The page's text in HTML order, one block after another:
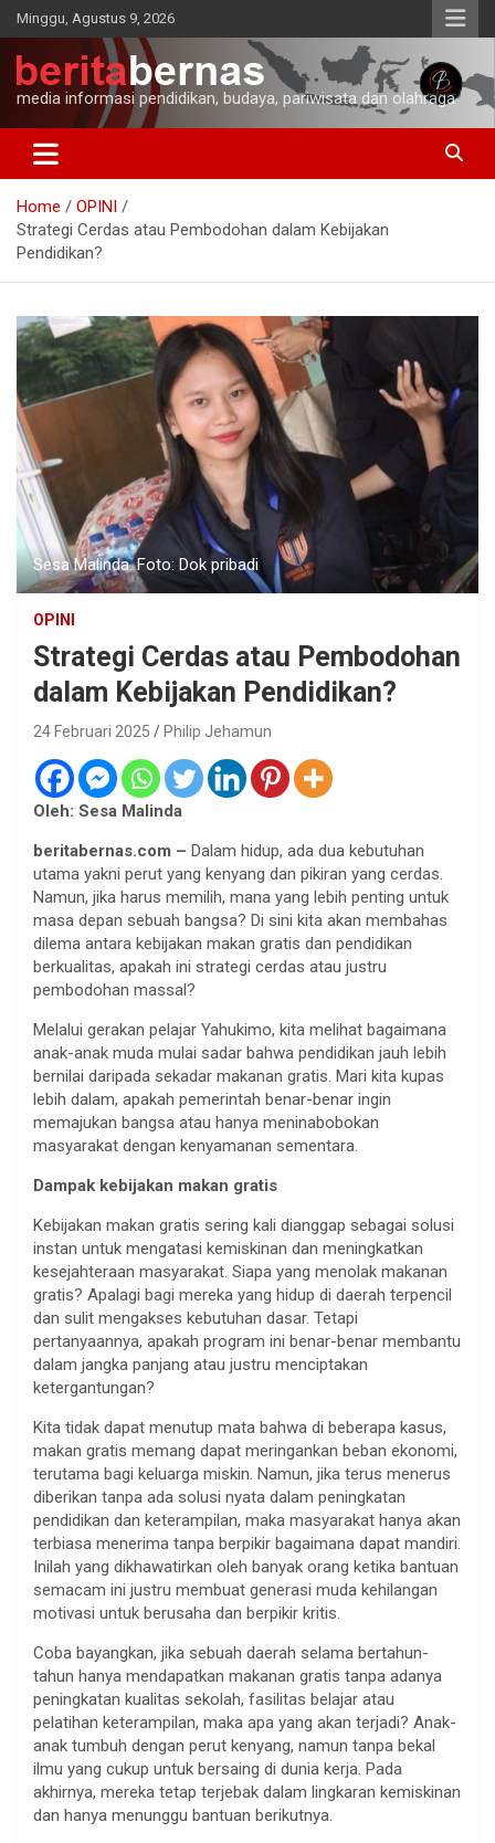
Skip
to
content
Minggu, Agustus 9, 2026
media informasi pendidikan, budaya, pariwisata dan olahraga
Home
OPINI
Strategi Cerdas atau Pembodohan dalam Kebijakan
Pendidikan?
Sesa Malinda. Foto: Dok pribadi
OPINI
Strategi Cerdas atau Pembodohan
dalam Kebijakan Pendidikan?
24 Februari 2025 Philip Jehamun
Oleh: Sesa Malinda
beritabernas.com – Dalam hidup, ada dua kebutuhan
utama yakni perut yang kenyang dan pikiran yang cerdas.
Namun, jika harus memilih, mana yang lebih penting untuk
masa depan sebuah bangsa? Di sini kita akan membahas
dilema antara kebijakan makan gratis dan pendidikan
berkualitas, apakah ini strategi cerdas atau justru
pembodohan massal?
Melalui gerakan pelajar Yahukimo, kita melihat bagaimana
anak-anak muda mulai sadar bahwa pendidikan jauh lebih
bernilai daripada sekadar makanan gratis. Mari kita kupas
lebih dalam, apakah pemerintah benar-benar ingin
memajukan bangsa atau hanya meninabobokan
masyarakat dengan kenyamanan sementara.
Dampak kebijakan makan gratis
Kebijakan makan gratis sering kali dianggap sebagai solusi
instan untuk mengatasi kemiskinan dan meningkatkan
kesejahteraan masyarakat. Siapa yang menolak makanan
gratis? Apalagi bagi mereka yang hidup di daerah terpencil
dan sulit mengakses kebutuhan dasar. Tetapi
pertanyaannya, apakah program ini benar-benar membantu
dalam jangka panjang atau justru menciptakan
ketergantungan?
Kita tidak dapat menutup mata bahwa di beberapa kasus,
makan gratis memang dapat meringankan beban ekonomi,
terutama bagi keluarga miskin. Namun, jika terus menerus
diberikan tanpa ada solusi nyata dalam peningkatan
pendidikan dan keterampilan, maka masyarakat hanya akan
terbiasa menerima tanpa berpikir bagaimana dapat mandiri.
Inilah yang dikhawatirkan oleh banyak orang ketika bantuan
semacam ini justru membuat generasi muda kehilangan
motivasi untuk berusaha dan berpikir kritis.
Coba bayangkan, jika sebuah daerah selama bertahun-
tahun hanya mendapatkan makanan gratis tanpa adanya
peningkatan kualitas sekolah, fasilitas belajar atau
pelatihan keterampilan, maka apa yang akan terjadi? Anak-
anak tumbuh dengan perut kenyang, namun tanpa bekal
ilmu yang cukup untuk bersaing di dunia kerja. Pada
akhirnya, mereka tetap terjebak dalam lingkaran kemiskinan
dan hanya menunggu bantuan berikutnya.